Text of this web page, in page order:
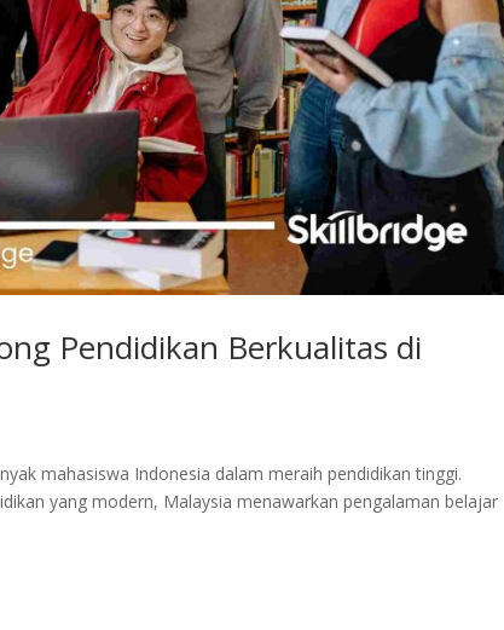
Pendidikan Berkualitas di
mahasiswa Indonesia dalam meraih pendidikan tinggi.
yang modern, Malaysia menawarkan pengalaman belajar